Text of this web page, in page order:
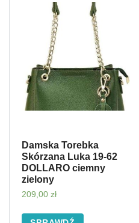
Damska Torebka
Skórzana Luka 19-62
DOLLARO ciemny
zielony
209,00 zł